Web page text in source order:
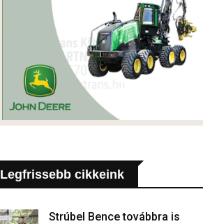
Legfrissebb cikkeink
Strúbel Bence továbbra is